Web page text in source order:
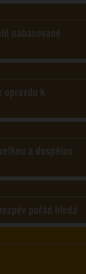
nabasované
opravdu k
a dospělou
pořád hledá